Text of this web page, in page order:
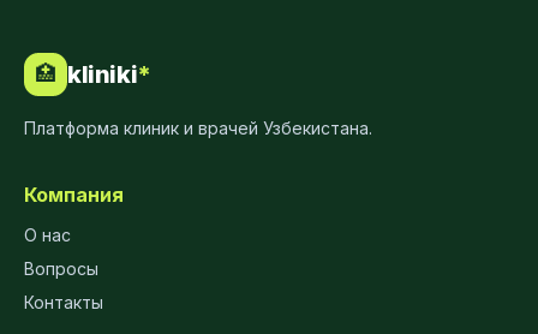
🏥 kliniki*
Платформа клиник и врачей Узбекистана.
Компания
О нас
Вопросы
Контакты